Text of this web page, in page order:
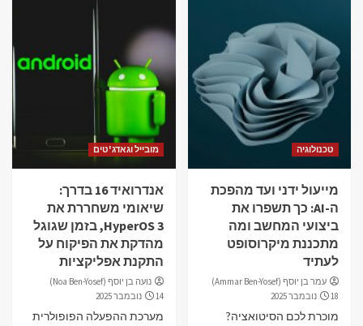
טכנולוגיה
מייעול ידני ועד מהפכת
ה-AI: כך תשפרו את
ביצועי המחשב ומה
מתכננת מיקרוסופט
לעתיד
עמר בן יוסף (Ammar Ben-Yosef)
18 נובמבר 2025
מוכרת לכם הסיטואציה?
מובייל וגאדג'טים
אנדרואיד 16 בדרך:
שיאומי משחררת את
HyperOS 3, בזמן שגוגל
מהדקת את הפיקוח על
התקנת אפליקציות
נועה בן יוסף (Noa Ben-Yosef)
14 נובמבר 2025
מערכת ההפעלה הפופולרית